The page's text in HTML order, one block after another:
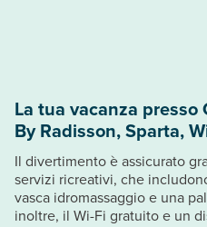
La tua vacanza
By Radisson, Sparta,
Il divertimento è assicurato
servizi ricreativi, che
vasca idromassaggio e una
inoltre, il Wi-Fi gratuito e un